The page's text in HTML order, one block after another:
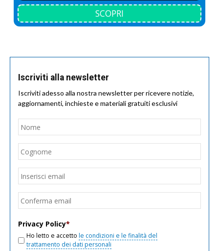
SCOPRI
Iscriviti alla newsletter
Iscriviti adesso alla nostra newsletter per ricevere notizie,
aggiornamenti, inchieste e materiali gratuiti esclusivi
Nome
Email
Privacy Policy*
Ho letto e accetto le condizioni e le finalità del
trattamento dei dati personali